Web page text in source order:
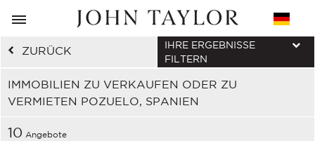
ZURÜCK
IMMOBILIEN ZU VERKAUFEN ODER ZU
VERMIETEN POZUELO, SPANIEN
IHRE ERGEBNISSE
FILTERN
10 Angebote